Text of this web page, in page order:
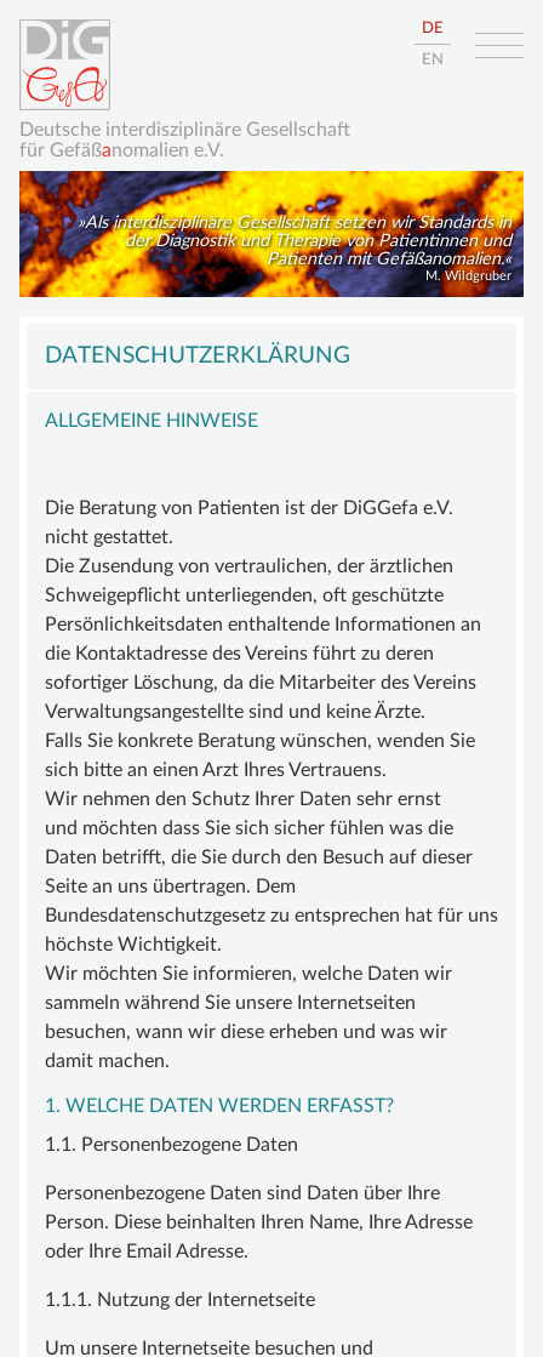
Deutsche interdisziplinäre Gesellschaft
für Gefäßanomalien e.V.
DE
EN
Als interdisziplinäre Gesellschaft setzen wir Standards in
der Diagnostik und Therapie von Patientinnen und
Patienten mit Gefäßanomalien.
M. Wildgruber
überspringen
DIE DIGGEFA
VORSTAND
BEIRAT
FÖRDERMITGLIEDER
SATZUNG
WISSEN
GEFÄSSANOMALIE
MALFORMATION
GROSSWUCHSSYNDROM
GEFÄSSTUMOR | HÄMANGIOM
INFOS & LINKS
COMPENDIUM
COMPGEFA.DE
AUTOREN
FÖRDERMITGLIED WERDEN
SPENDENKONTO
KONTAKT
DATENSCHUTZERKLÄRUNG
ALLGEMEINE HINWEISE
Die Beratung von Patienten ist der DiGGefa e.V.
nicht gestattet.
Die Zusendung von vertraulichen, der ärztlichen
Schweigepflicht unterliegenden, oft geschützte
Persönlichkeitsdaten enthaltende Informationen an
die Kontaktadresse des Vereins führt zu deren
sofortiger Löschung, da die Mitarbeiter des Vereins
Verwaltungsangestellte sind und keine Ärzte.
Falls Sie konkrete Beratung wünschen, wenden Sie
sich bitte an einen Arzt Ihres Vertrauens.
Wir nehmen den Schutz Ihrer Daten sehr ernst
und möchten dass Sie sich sicher fühlen was die
Daten betrifft, die Sie durch den Besuch auf dieser
Seite an uns übertragen. Dem
Bundesdatenschutzgesetz zu entsprechen hat für uns
höchste Wichtigkeit.
Wir möchten Sie informieren, welche Daten wir
sammeln während Sie unsere Internetseiten
besuchen, wann wir diese erheben und was wir
damit machen.
1. WELCHE DATEN WERDEN ERFASST?
1.1. Personenbezogene Daten
Personenbezogene Daten sind Daten über Ihre
Person. Diese beinhalten Ihren Name, Ihre Adresse
oder Ihre Email Adresse.
1.1.1. Nutzung der Internetseite
Um unsere Internetseite besuchen und